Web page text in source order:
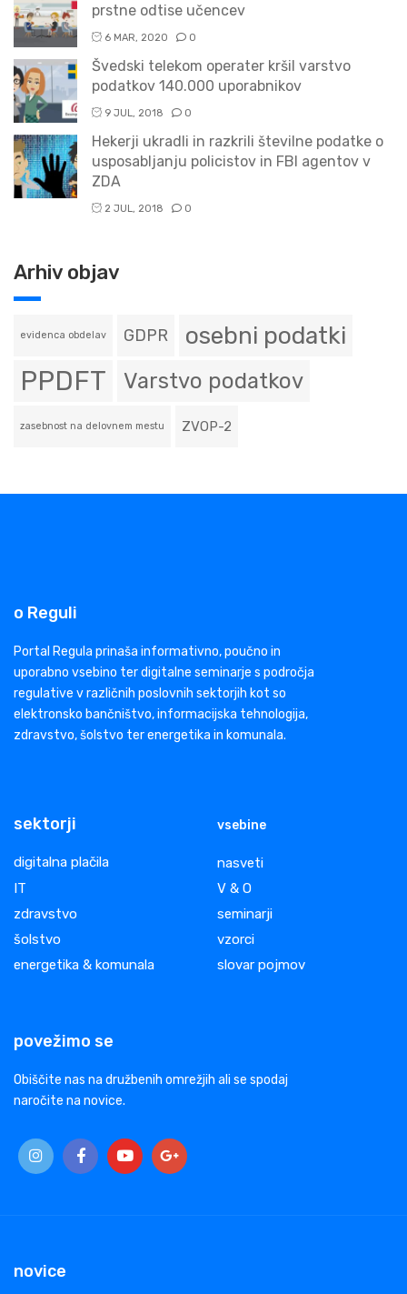
prstne odtise učencev
6 MAR, 2020 0
Švedski telekom operater kršil varstvo
podatkov 140.000 uporabnikov
9 JUL, 2018 0
Hekerji ukradli in razkrili številne podatke o
usposabljanju policistov in FBI agentov v
ZDA
2 JUL, 2018 0
Arhiv objav
evidenca obdelav GDPR osebni podatki
PPDFT Varstvo podatkov
zasebnost na delovnem mestu ZVOP-2
o Reguli
Portal Regula prinaša informativno, poučno in
uporabno vsebino ter digitalne seminarje s področja
regulative v različnih poslovnih sektorjih kot so
elektronsko bančništvo, informacijska tehnologija,
zdravstvo, šolstvo ter energetika in komunala.
sektorji
digitalna plačila
IT
zdravstvo
šolstvo
energetika & komunala
vsebine
nasveti
V & O
seminarji
vzorci
slovar pojmov
povežimo se
Obiščite nas na družbenih omrežjih ali se spodaj
naročite na novice.
novice